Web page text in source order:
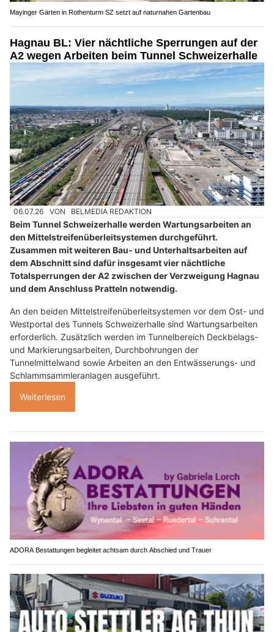
Mayinger Gärten in Rothenturm SZ setzt auf naturnahen Gartenbau
Hagnau BL: Vier nächtliche Sperrungen auf der
A2 wegen Arbeiten beim Tunnel Schweizerhalle
06.07.26 VON BELMEDIA REDAKTION
Beim Tunnel Schweizerhalle werden Wartungsarbeiten an
den Mittelstreifenüberleitsystemen durchgeführt.
Zusammen mit weiteren Bau- und Unterhaltsarbeiten auf
dem Abschnitt sind dafür insgesamt vier nächtliche
Totalsperrungen der A2 zwischen der Verzweigung Hagnau
und dem Anschluss Pratteln notwendig.
An den beiden Mittelstreifenüberleitsystemen vor dem Ost- und
Westportal des Tunnels Schweizerhalle sind Wartungsarbeiten
erforderlich. Zusätzlich werden im Tunnelbereich Deckbelags-
und Markierungsarbeiten, Durchbohrungen der
Tunnelmittelwand sowie Arbeiten an den Entwässerungs- und
Schlammsammleranlagen ausgeführt.
Weiterlesen
ADORA Bestattungen begleitet achtsam durch Abschied und Trauer